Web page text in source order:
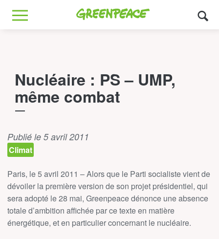
Greenpeace
MENU
Nucléaire : PS – UMP,
même combat
Publié le 5 avril 2011
Climat
Paris, le 5 avril 2011 – Alors que le Parti socialiste vient de
dévoiler la première version de son projet présidentiel, qui
sera adopté le 28 mai, Greenpeace dénonce une absence
totale d’ambition affichée par ce texte en matière
énergétique, et en particulier concernant le nucléaire.